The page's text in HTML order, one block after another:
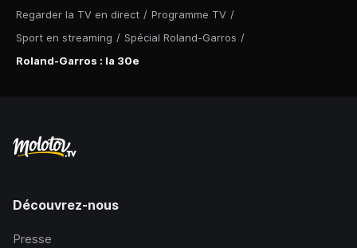
Regarder la TV en direct / Programme TV /
Sport en streaming / Spécial Roland-Garros /
Roland-Garros : la 30e
Découvrez-nous
Presse